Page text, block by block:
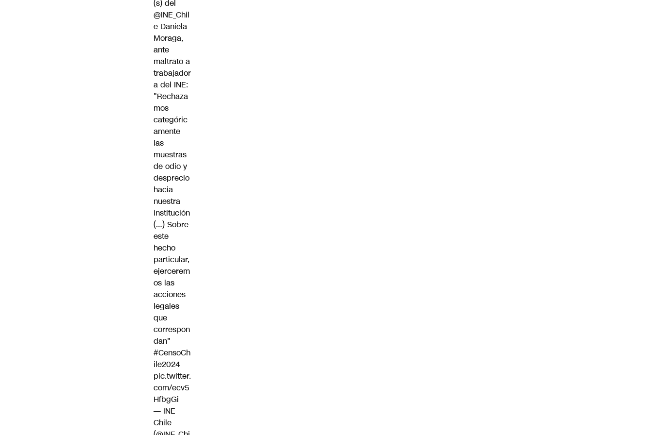
(s) del
@INE_Chil
e Daniela
Moraga,
ante
maltrato a
trabajador
a del INE:
"Rechaza
mos
categóric
amente
las
muestras
de odio y
desprecio
hacia
nuestra
institución
(…) Sobre
este
hecho
particular,
ejercerem
os las
acciones
legales
que
correspon
dan"
#CensoCh
ile2024
pic.twitter.
com/ecv5
HfbgGi
— INE
Chile